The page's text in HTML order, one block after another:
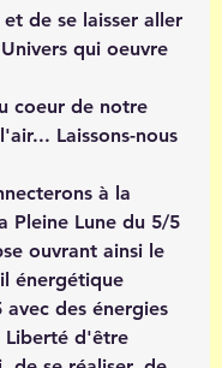
de se laisser aller
qui oeuvre
coeur de notre
Laissons-nous
à la
Pleine Lune du 5/5
ouvrant ainsi le
énergétique
avec des énergies
Liberté d'être